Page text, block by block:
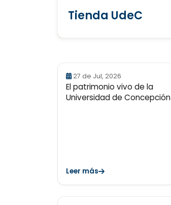
Tienda UdeC
27 de Jul, 2026
El patrimonio vivo de la
Universidad de Concepción
Leer más